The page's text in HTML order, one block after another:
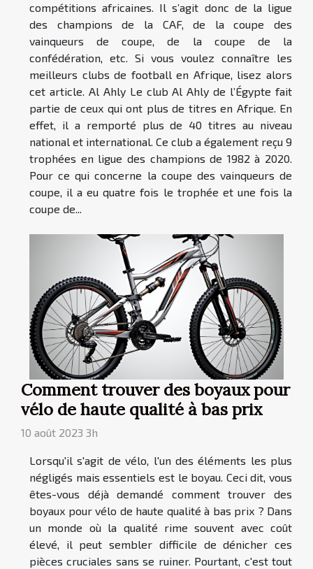
compétitions africaines. Il s’agit donc de la ligue
des champions de la CAF, de la coupe des
vainqueurs de coupe, de la coupe de la
confédération, etc. Si vous voulez connaître les
meilleurs clubs de football en Afrique, lisez alors
cet article. Al Ahly Le club Al Ahly de l’Égypte fait
partie de ceux qui ont plus de titres en Afrique. En
effet, il a remporté plus de 40 titres au niveau
national et international. Ce club a également reçu 9
trophées en ligue des champions de 1982 à 2020.
Pour ce qui concerne la coupe des vainqueurs de
coupe, il a eu quatre fois le trophée et une fois la
coupe de...
Comment trouver des boyaux pour
vélo de haute qualité à bas prix
10 août 2023 3h
Lorsqu'il s'agit de vélo, l'un des éléments les plus
négligés mais essentiels est le boyau. Ceci dit, vous
êtes-vous déjà demandé comment trouver des
boyaux pour vélo de haute qualité à bas prix ? Dans
un monde où la qualité rime souvent avec coût
élevé, il peut sembler difficile de dénicher ces
pièces cruciales sans se ruiner. Pourtant, c'est tout